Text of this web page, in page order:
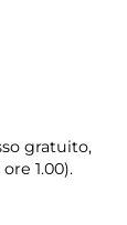
gratuito,
1.00).